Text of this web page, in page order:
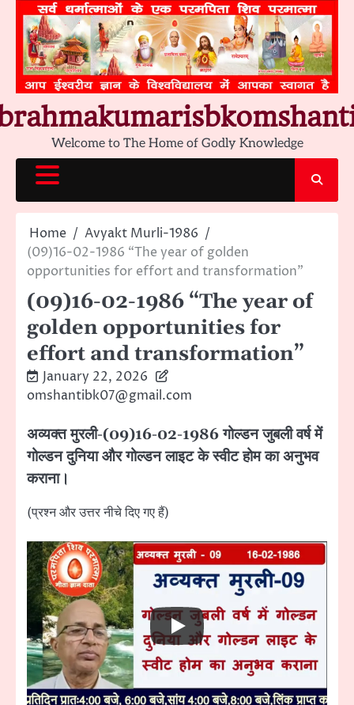
content
Welcome to The Home of Godly Knowledge
Home
Avyakt Murli-1986
(09)16-02-1986 “The year of golden
opportunities for effort and transformation”
(09)16-02-1986 “The year of
golden opportunities for
effort and transformation”
January 22, 2026
omshantibk07@gmail.com
अव्यक्त मुरली-(09)16-02-1986 गोल्डन जुबली वर्ष में
गोल्डन दुनिया और गोल्डन लाइट के स्वीट होम का अनुभव
कराना।
(प्रश्न और उत्तर नीचे दिए गए हैं)